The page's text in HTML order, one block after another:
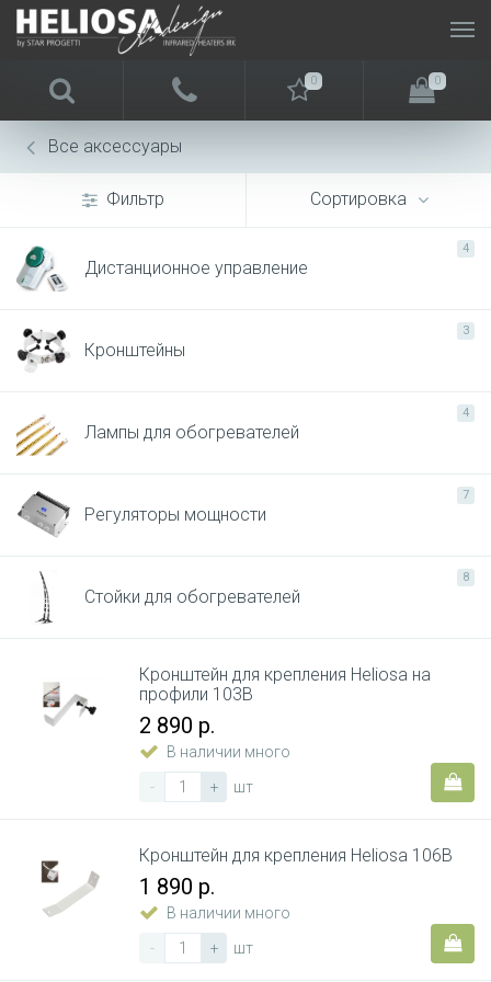
0 0
Все аксессуары
4
Дистанционное управление
3
Кронштейны
4
Лампы для обогревателей
7
Регуляторы мощности
8
Стойки для обогревателей
Фильтр Сортировка
Кронштейн для крепления Heliosa на
профили 103B
2 890 р.
В наличии много
-
+ шт
Кронштейн для крепления Heliosa 106B
1 890 р.
В наличии много
-
+ шт